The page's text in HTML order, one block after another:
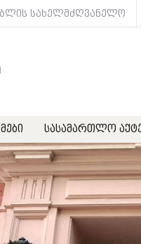
სახელმძღვანელო
სასამართლო